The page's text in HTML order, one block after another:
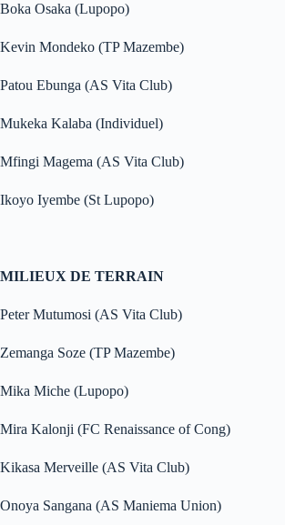
Boka Osaka (Lupopo)
Kevin Mondeko (TP Mazembe)
Patou Ebunga (AS Vita Club)
Mukeka Kalaba (Individuel)
Mfingi Magema (AS Vita Club)
Ikoyo Iyembe (St Lupopo)
MILIEUX DE TERRAIN
Peter Mutumosi (AS Vita Club)
Zemanga Soze (TP Mazembe)
Mika Miche (Lupopo)
Mira Kalonji (FC Renaissance of Cong)
Kikasa Merveille (AS Vita Club)
Onoya Sangana (AS Maniema Union)